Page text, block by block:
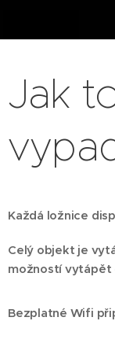
Jak
Každá ložnice
Celý objekt je
možností vytápět
Bezplatné Wifi